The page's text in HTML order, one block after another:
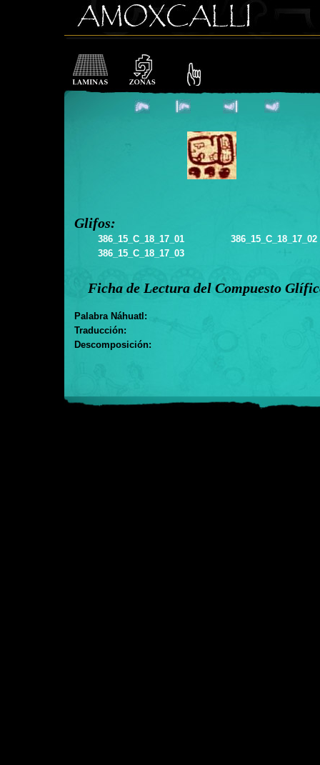
Glifos:
386_15_C_18_17_01
386_15_C_18_17_02
386_15_C_18_17_03
Ficha de Lectura del Compuesto
Palabra Náhuatl:
Traducción:
Descomposición: